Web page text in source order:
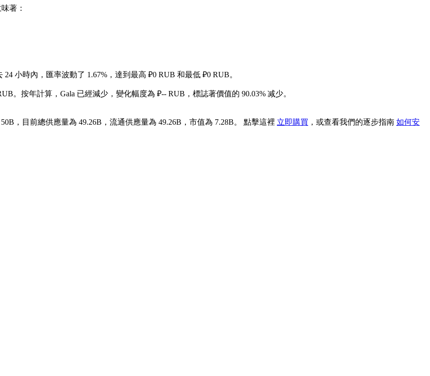
著：
24 小時內，匯率波動了 1.67%，達到最高 ₽0 RUB 和最低 ₽0 RUB。
。 按年計算，Gala 已經減少，變化幅度為 ₽-- RUB，標誌著價值的 90.03% 减少。
，目前總供應量為 49.26B，流通供應量為 49.26B，市值為 7.28B。 點擊這裡 立即購買 ，或查看我們的逐步指南 如何安